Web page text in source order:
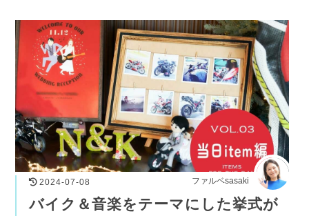
ファルベsasaki
2024-07-08
バイク＆音楽をテーマにした挙式が